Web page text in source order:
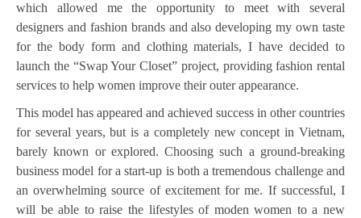
which allowed me the opportunity to meet with several
designers and fashion brands and also developing my own taste
for the body form and clothing materials, I have decided to
launch the “Swap Your Closet” project, providing fashion rental
services to help women improve their outer appearance.
This model has appeared and achieved success in other countries
for several years, but is a completely new concept in Vietnam,
barely known or explored. Choosing such a ground-breaking
business model for a start-up is both a tremendous challenge and
an overwhelming source of excitement for me. If successful, I
will be able to raise the lifestyles of moden women to a new